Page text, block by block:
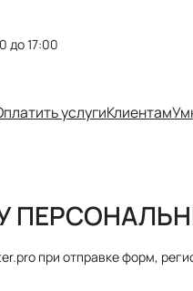
до 17:00
услугиКлиентам
при отправке форм,